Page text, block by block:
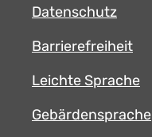
Datenschutz
Barrierefreiheit
Leichte Sprache
Gebärdensprache